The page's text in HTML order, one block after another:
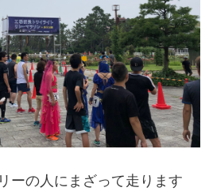
ーの人にまざって走ります